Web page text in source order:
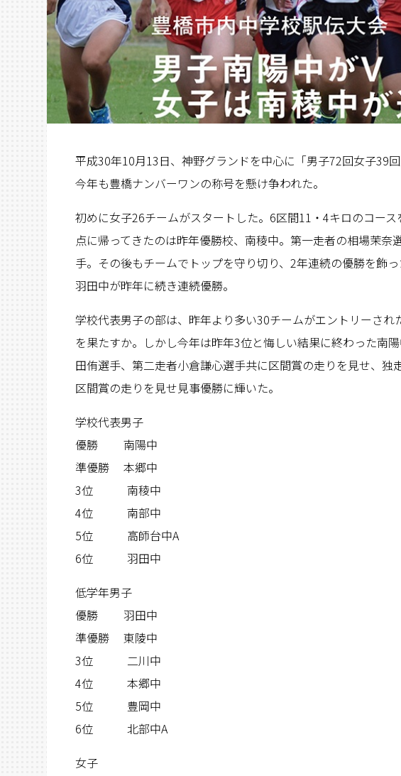
平成30年10月13日、神野グランドを中心に「男子72回女子39
今年も豊橋ナンバーワンの称号を懸け争われた。
初めに女子26チームがスタートした。6区間11・4キロのコー
点に帰ってきたのは昨年優勝校、南稜中。第一走者の相場茉
手。その後もチームでトップを守り切り、2年連続の優勝を飾
羽田中が昨年に続き連続優勝。
学校代表男子の部は、昨年より多い30チームがエントリーさ
を果たすか。しかし今年は昨年3位と悔しい結果に終わった南
田侑選手、第二走者小倉謙心選手共に区間賞の走りを見せ、独
区間賞の走りを見せ見事優勝に輝いた。
学校代表男子
優勝 南陽中
準優勝 本郷中
3位 南稜中
4位 南部中
5位 高師台中A
6位 羽田中
低学年男子
優勝 羽田中
準優勝 東陵中
3位 二川中
4位 本郷中
5位 豊岡中
6位 北部中A
女子